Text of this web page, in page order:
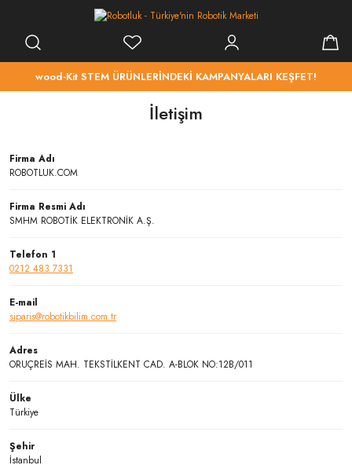
wood-Kit STEM ÜRÜNLERİNDEKİ KAMPANYALARI KEŞFET!
İletişim
Firma Adı
ROBOTLUK.COM
Firma Resmi Adı
SMHM ROBOTİK ELEKTRONİK A.Ş.
Telefon 1
0212 483 7331
E-mail
siparis@robotikbilim.com.tr
Adres
ORUÇREİS MAH. TEKSTİLKENT CAD. A-BLOK NO:12B/011
Ülke
Türkiye
Şehir
İstanbul